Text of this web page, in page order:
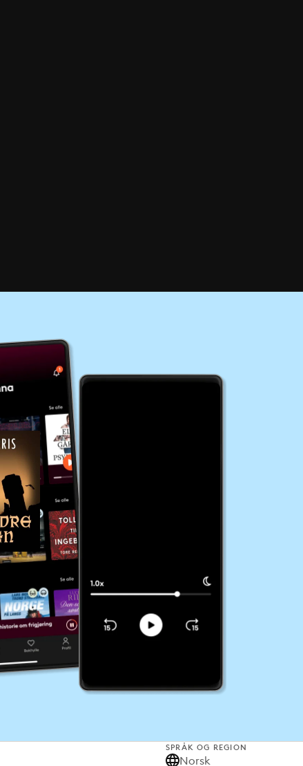
SPRÅK OG REGION
Norsk